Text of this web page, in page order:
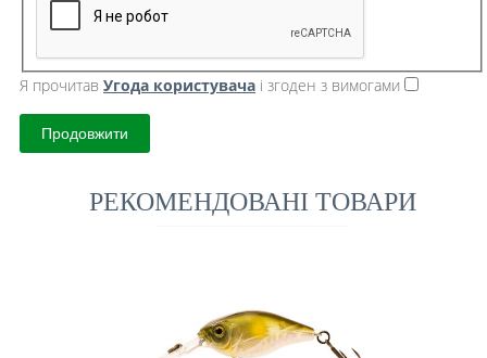
Я прочитав Угода користувача і згоден з вимогами
Продовжити
РЕКОМЕНДОВАНІ ТОВАРИ